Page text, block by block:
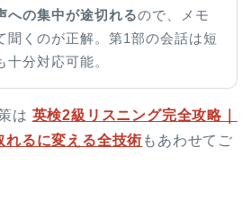
への集中が途切れるので、メモ
聞くのが正解。第1部の会話は短
十分対応可能。
は 英検2級リスニング完全攻略｜
るに変える全技術 もあわせてご